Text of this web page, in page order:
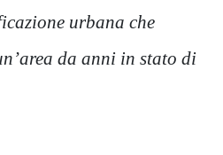
urbana che
da anni in stato di